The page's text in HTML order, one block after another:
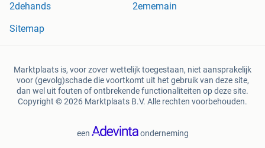
2dehands
2ememain
Sitemap
Marktplaats is, voor zover wettelijk toegestaan, niet aansprakelijk
voor (gevolg)schade die voortkomt uit het gebruik van deze site,
dan wel uit fouten of ontbrekende functionaliteiten op deze site.
Copyright © 2026 Marktplaats B.V. Alle rechten voorbehouden.
een onderneming